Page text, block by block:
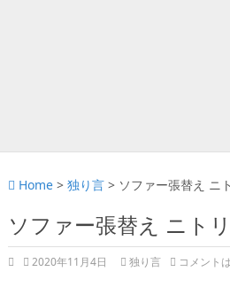
Home> 独り言> ソファー張替え ニ
ソファー張替え ニトリ
2020年11月4日 独り言 コメント